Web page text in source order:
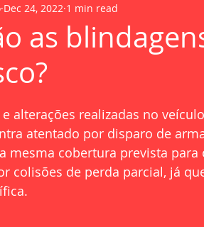
as
Dec 24, 2022 1 min read
alterações realizadas no
atentado por disparo de
mesma cobertura prevista para
colisões de perda parcial, já